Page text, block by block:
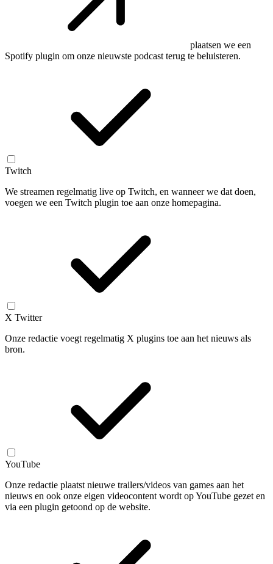
plaatsen we een
Spotify plugin om onze nieuwste podcast terug te beluisteren.
Twitch
We streamen regelmatig live op Twitch, en wanneer we dat doen,
voegen we een Twitch plugin toe aan onze homepagina.
X Twitter
Onze redactie voegt regelmatig X plugins toe aan het nieuws als
bron.
YouTube
Onze redactie plaatst nieuwe trailers/videos van games aan het
nieuws en ook onze eigen videocontent wordt op YouTube gezet en
via een plugin getoond op de website.